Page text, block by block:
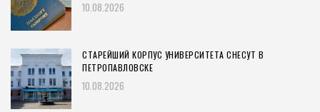
10.08.2026
СТАРЕЙШИЙ КОРПУС УНИВЕРСИТЕТА СНЕСУТ В
ПЕТРОПАВЛОВСКЕ
10.08.2026